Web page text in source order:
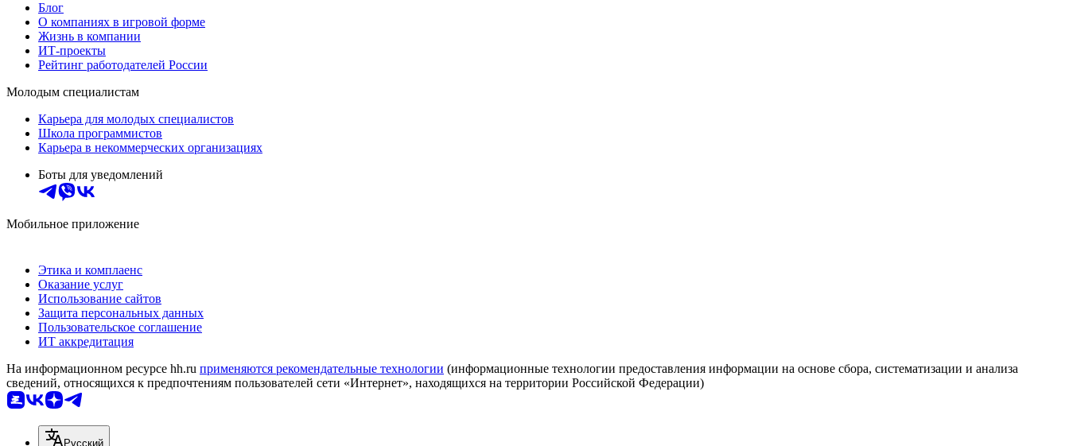
Блог
О компаниях в игровой форме
Жизнь в компании
ИТ-проекты
Рейтинг работодателей России
Молодым специалистам
Карьера для молодых специалистов
Школа программистов
Карьера в некоммерческих организациях
Боты для уведомлений
Мобильное приложение
Этика и комплаенс
Оказание услуг
Использование сайтов
Защита персональных данных
Пользовательское соглашение
ИТ аккредитация
На информационном ресурсе hh.ru применяются рекомендательные технологии (информационные технологии предоставления информации на основе сбора, систематизации и анализа
сведений, относящихся к предпочтениям пользователей сети «Интернет», находящихся на территории Российской Федерации)
Русский